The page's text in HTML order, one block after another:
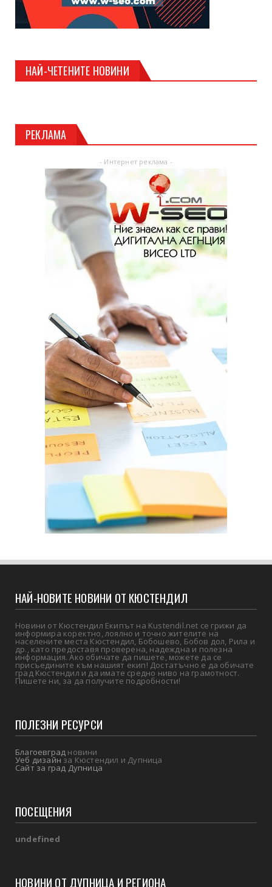
НАЙ-ЧЕТЕНИТЕ НОВИНИ
РЕКЛАМА
- Интернет реклама -
НАЙ-НОВИТЕ НОВИНИ ОТ КЮСТЕНДИЛ
Новини от Кюстендил Екипът на Kustendil.net се грижи да
информира коректно, лоялно и точно жителите на
населените места Кюстендил, Бобошево, Бобов дол, Рила и
др., като предоставя проверена, надеждна и полезна
информация. Ако обичате да пишете, можете да се
присъедините към нашият екип! Достатъчно е да обичате
град Кюстендил и да имате средно ниво на грамотност.
Пишете ни, за да получите подробности!
ПОЛЕЗНИ РЕСУРСИ
Благоевград новини
Уеб дизайнза Кюстендил и Дупница
Сайт за град Дупница
ПОСЕЩЕНИЯ
undefined
НОВИНИ ОТ ДУПНИЦА И РЕГИОНА